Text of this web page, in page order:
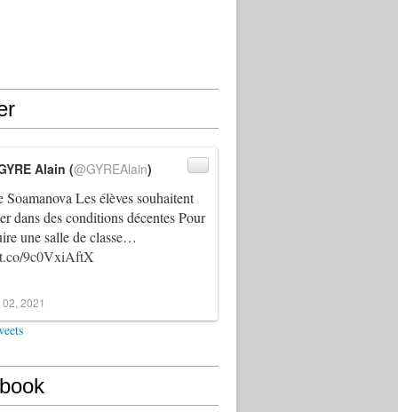
Soamanova Les élèves souhaitent
dans des conditions décentes Pour
une salle de classe…
9c0VxiAftX
Alain (@GYREAlain)
2021